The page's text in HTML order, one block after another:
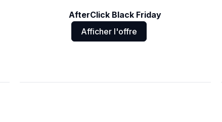
AfterClick Black Friday
Afficher l'offre